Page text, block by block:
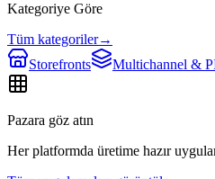
Kategoriye Göre
Tüm kategoriler→
Storefronts
Multichannel &
Pazara göz atın
Her platformda üretime hazır